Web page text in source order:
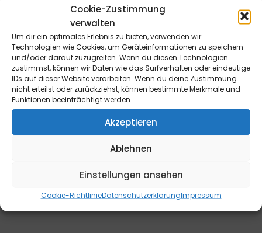
Cookie-Zustimmung
verwalten
Um dir ein optimales Erlebnis zu bieten, verwenden wir
Technologien wie Cookies, um Geräteinformationen zu speichern
und/oder darauf zuzugreifen. Wenn du diesen Technologien
zustimmst, können wir Daten wie das Surfverhalten oder eindeutige
IDs auf dieser Website verarbeiten. Wenn du deine Zustimmung
nicht erteilst oder zurückziehst, können bestimmte Merkmale und
Funktionen beeinträchtigt werden.
Akzeptieren
Ablehnen
Einstellungen ansehen
Cookie-RichtlinieDatenschutzerklärungImpressum
Widerrufsrecht für Endverbraucher: Die Bestellung kann
innerhalb von 14 Tagen ohne Angabe von Gründen
telefonisch oder schriftlich (z.B. E-Mail, Fax, Brief) oder
durch Rücksendung der Ware widerrufen werden. Die
Frist beginnt frühestens mit Erhalt dieser Belehrung. Zur
Wahrung der Widerrufsfrist genügt die rechtzeitige
telefonische oder schriftliche Kündigung bzw.
Absendung der Ware an die B&L MedienGesellschaft
Tel.: 02103/204-0, E-Mail: info@blmedien.de. Weitere
Informationen sowie ein Widerrufsformular finden Sie